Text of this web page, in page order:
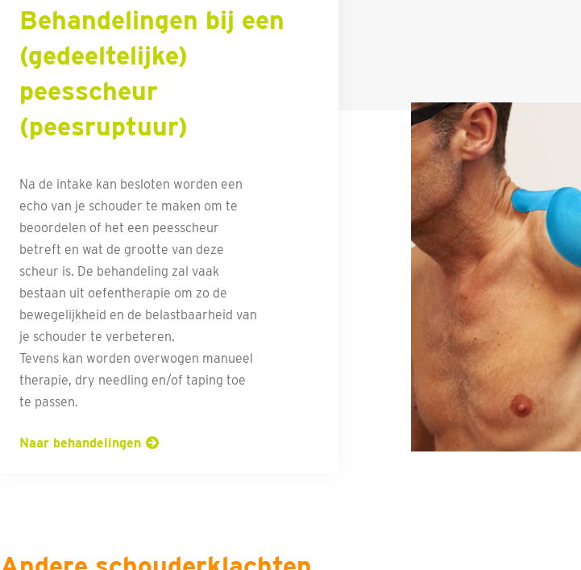
Behandelingen bij een
(gedeeltelijke)
peesscheur
(peesruptuur)
Na de intake kan besloten worden een
echo van je schouder te maken om te
beoordelen of het een peesscheur
betreft en wat de grootte van deze
scheur is. De behandeling zal vaak
bestaan uit oefentherapie om zo de
bewegelijkheid en de belastbaarheid van
je schouder te verbeteren.
Tevens kan worden overwogen manueel
therapie, dry needling en/of taping toe
te passen.
Naar behandelingen